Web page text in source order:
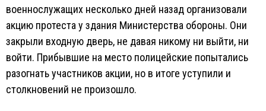
военнослужащих несколько дней назад организовали
акцию протеста у здания Министерства обороны. Они
закрыли входную дверь, не давая никому ни выйти, ни
войти. Прибывшие на место полицейские попытались
разогнать участников акции, но в итоге уступили и
столкновений не произошло.